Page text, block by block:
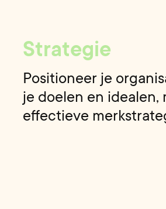
Strategie
Positioneer je
je doelen en idealen,
effectieve